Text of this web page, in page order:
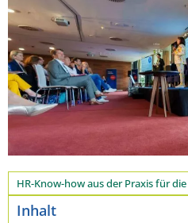
HR-Know-how aus der Praxis für
Inhalt